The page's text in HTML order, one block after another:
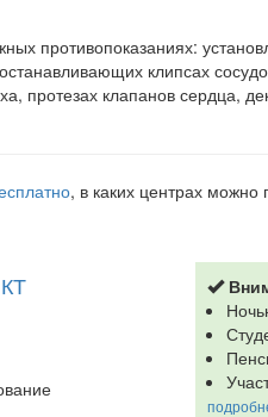
противопоказаниях:
клипсах
протезах клапанов сердца,
, в каких центрах можно